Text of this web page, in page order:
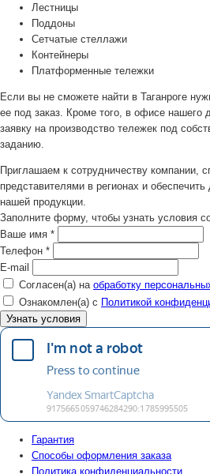
Лестницы
Поддоны
Сетчатые стеллажи
Контейнеры
Платформенные тележки
Если вы не сможете найти в Таганроге
ее под заказ. Кроме того, в офисе нашего
заявку на производство тележек под
заданию.
Приглашаем к сотрудничеству компании,
представителями в регионах и
нашей продукции.
Заполните форму, чтобы узнать условия
Ваше имя *
Телефон *
E-mail
Согласен(а) на обработку
Ознакомлен(а) с Политикой
Гарантия
Способы оформления заказа
Политика конфиденциальности